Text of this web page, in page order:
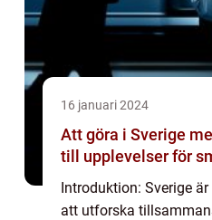
16 januari 2024
Att göra i Sverige
till upplevelser för
Introduktion: Sverige
att utforska